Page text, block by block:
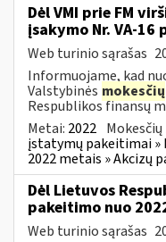
Dėl VMI prie FM
įsakymo Nr. VA-16
Web turinio sąrašas
Informuojame, kad
Valstybinės mokesčių
Respublikos finansų
Metai: 2022
įstatymų pakeitimai
2022 metais » Akcizų
Dėl Lietuvos
pakeitimo nuo
Web turinio sąrašas